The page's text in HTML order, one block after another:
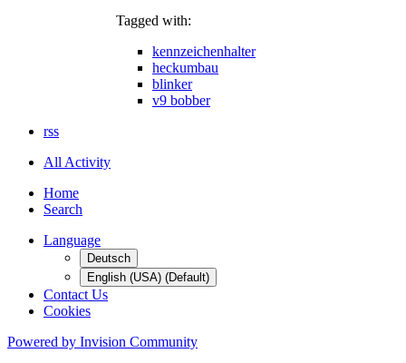
Tagged with:
kennzeichenhalter
heckumbau
blinker
v9 bobber
rss
All Activity
Home
Search
Language
Deutsch
English (USA) (Default)
Contact Us
Cookies
Powered by Invision Community